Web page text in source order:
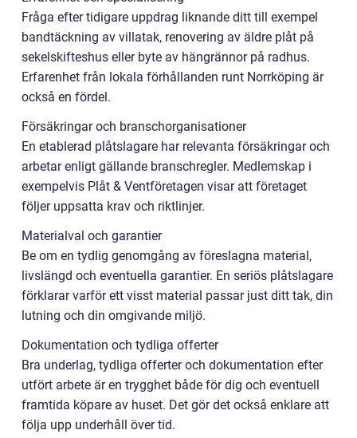
Fråga efter tidigare uppdrag liknande ditt till exempel
bandtäckning av villatak, renovering av äldre plåt på
sekelskifteshus eller byte av hängrännor på radhus.
Erfarenhet från lokala förhållanden runt Norrköping är
också en fördel.
Försäkringar och branschorganisationer
En etablerad plåtslagare har relevanta försäkringar och
arbetar enligt gällande branschregler. Medlemskap i
exempelvis Plåt & Ventföretagen visar att företaget
följer uppsatta krav och riktlinjer.
Materialval och garantier
Be om en tydlig genomgång av föreslagna material,
livslängd och eventuella garantier. En seriös plåtslagare
förklarar varför ett visst material passar just ditt tak, din
lutning och din omgivande miljö.
Dokumentation och tydliga offerter
Bra underlag, tydliga offerter och dokumentation efter
utfört arbete är en trygghet både för dig och eventuell
framtida köpare av huset. Det gör det också enklare att
följa upp underhåll över tid.